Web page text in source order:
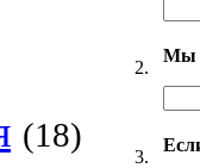
(18)
2.
Мы
3.